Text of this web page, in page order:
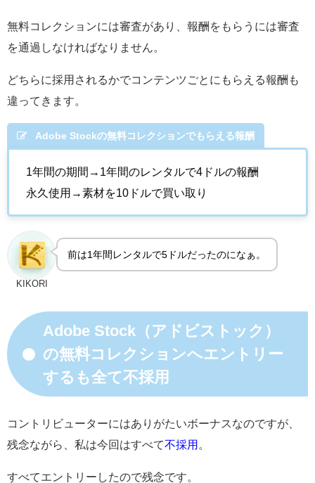
無料コレクションには審査があり、報酬をもらうには審査
を通過しなければなりません。
どちらに採用されるかでコンテンツごとにもらえる報酬も
違ってきます。
Adobe Stockの無料コレクションでもらえる報酬
1年間の期間→1年間のレンタルで4ドルの報酬
永久使用→素材を10ドルで買い取り
KIKORI
前は1年間レンタルで5ドルだったのになぁ。
Adobe Stock（アドビストック）
の無料コレクションへエントリー
するも全て不採用
コントリビューターにはありがたいボーナスなのですが、
残念ながら、私は今回はすべて不採用
すべてエントリーしたので残念です。